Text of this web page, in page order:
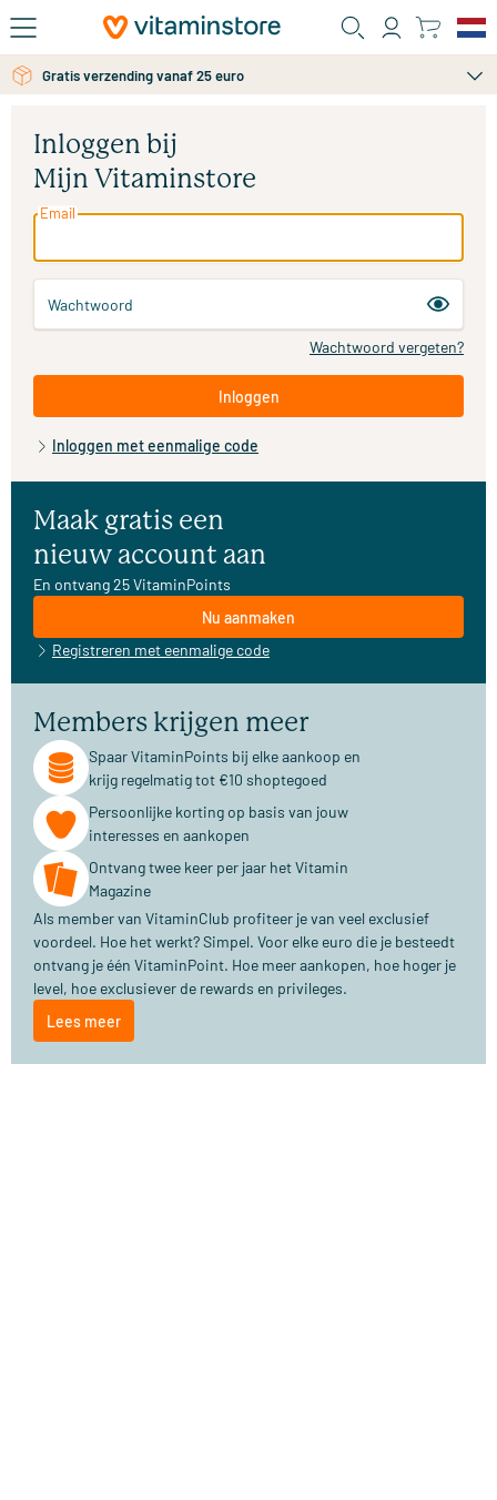
Ga naar de hoofdinhoud
Gratis verzending vanaf 25 euro
Inloggen bij
Mijn Vitaminstore
Email
Wachtwoord
Wachtwoord vergeten?
Inloggen
Inloggen met eenmalige code
Maak gratis een
nieuw account aan
En ontvang 25 VitaminPoints
Nu aanmaken
Registreren met eenmalige code
Members krijgen meer
Spaar VitaminPoints bij elke aankoop en
krijg regelmatig tot €10 shoptegoed
Persoonlijke korting op basis van jouw
interesses en aankopen
Ontvang twee keer per jaar het Vitamin
Magazine
Als member van VitaminClub profiteer je van veel exclusief
voordeel. Hoe het werkt? Simpel. Voor elke euro die je besteedt
ontvang je één VitaminPoint. Hoe meer aankopen, hoe hoger je
level, hoe exclusiever de rewards en privileges.
Lees meer